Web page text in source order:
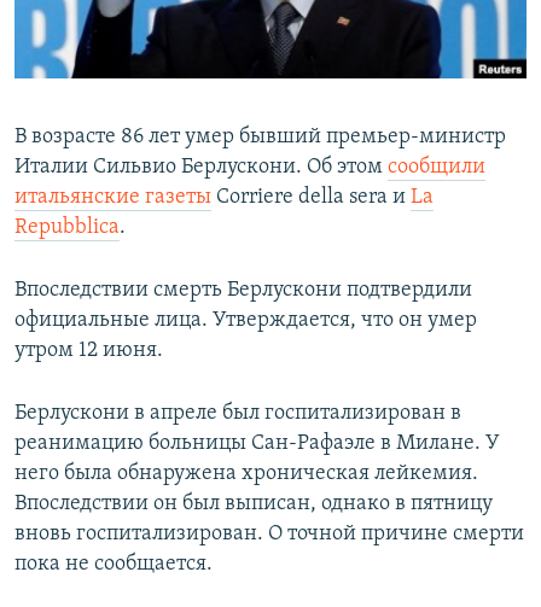
ПОБЕДИТЕЛЕЙ НЕ СУДЯТ?
КРЫМ.НЕПОКОРЕННЫЙ
УКРАИНСКАЯ ПРОБЛЕМА КРЫМА
ПРИСОЕДИНЯЙТЕСЬ!
Все сайты RFE/RL
В возрасте 86 лет умер бывший премьер-министр
Италии Сильвио Берлускони. Об этом сообщили
итальянские газеты Corriere della sera и La
Repubblica.
Впоследствии смерть Берлускони подтвердили
официальные лица. Утверждается, что он умер
утром 12 июня.
Берлускони в апреле был госпитализирован в
реанимацию больницы Сан-Рафаэле в Милане. У
него была обнаружена хроническая лейкемия.
Впоследствии он был выписан, однако в пятницу
вновь госпитализирован. О точной причине смерти
пока не сообщается.